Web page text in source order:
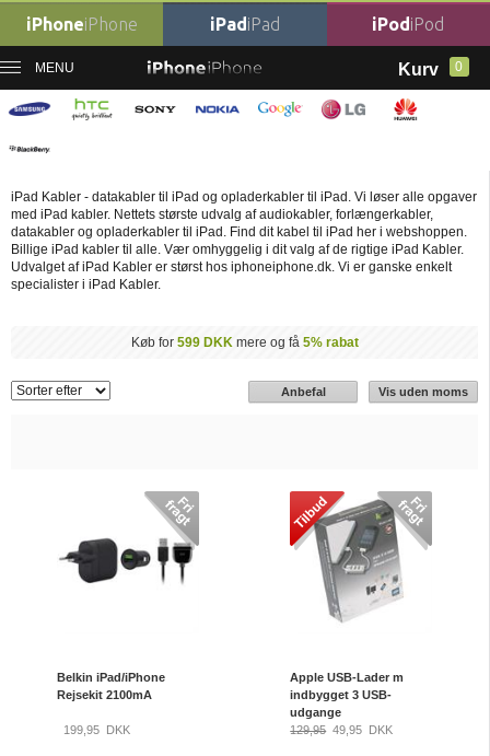
iPhoneiPhone iPadiPad iPodiPod
MENU Kurv 0
iPad Kabler
Billige iPad Kabler
iPad Kabler - datakabler til iPad og opladerkabler til iPad. Vi løser alle opgaver
med iPad kabler. Nettets største udvalg af audiokabler, forlængerkabler,
datakabler og opladerkabler til iPad. Find dit kabel til iPad her i webshoppen.
Billige iPad kabler til alle. Vær omhyggelig i dit valg af de rigtige iPad Kabler.
Udvalget af iPad Kabler er størst hos iphoneiphone.dk. Vi er ganske enkelt
specialister i iPad Kabler.
Køb for 599 DKKmere og få 5% rabat
Anbefal Vis uden moms
Belkin iPad/iPhone
Rejsekit 2100mA
199,95DKK
Apple USB-Lader m
indbygget 3 USB-
udgange
129,95 49,95 DKK